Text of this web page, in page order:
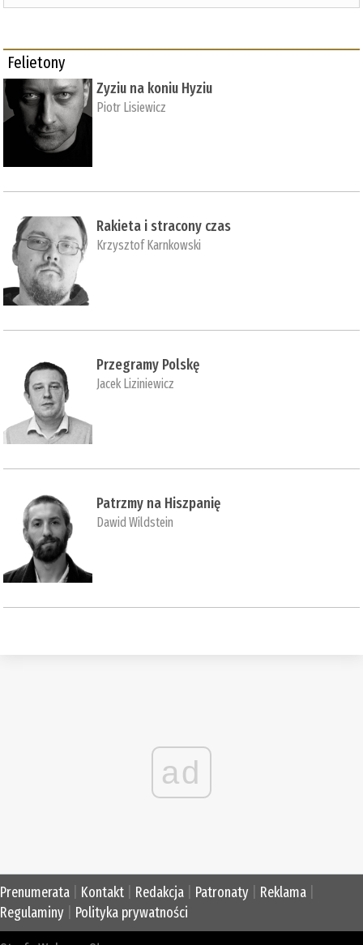
Felietony
Zyziu na koniu Hyziu
Piotr Lisiewicz
Rakieta i stracony czas
Krzysztof Karnkowski
Przegramy Polskę
Jacek Liziniewicz
Patrzmy na Hiszpanię
Dawid Wildstein
ad
Prenumerata Kontakt Redakcja Patronaty Reklama
Regulaminy
Polityka prywatności